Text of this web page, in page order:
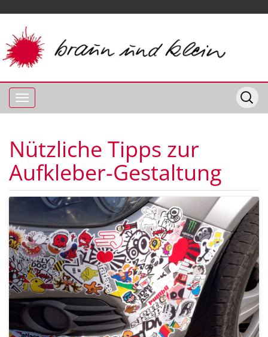
Nützliche Tipps zur
Aufkleber-Gestaltung